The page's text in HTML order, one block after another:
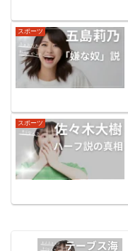
スポーツ
スポーツ